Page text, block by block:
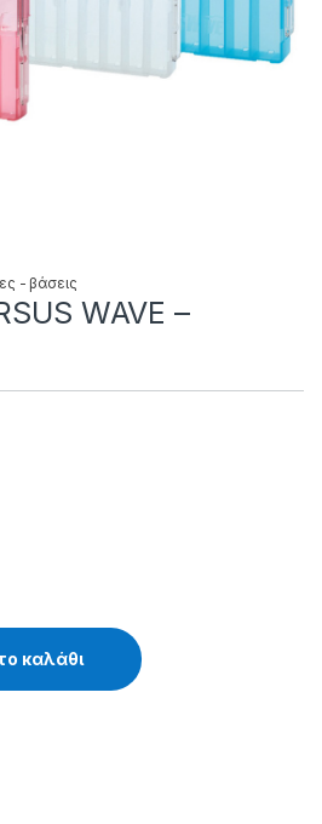
- βάσεις
WAVE –
- 83.54.03.110 quantity
καλάθι